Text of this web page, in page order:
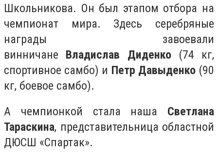
Школьникова. Он был этапом отбора на
чемпионат мира. Здесь серебряные
награды завоевали
винничане Владислав Диденко(74 кг,
спортивное самбо) и Петр Давыденко(90
кг, боевое самбо).
А чемпионкой стала наша Светлана
Тараскина, представительница областной
ДЮСШ «Спартак».